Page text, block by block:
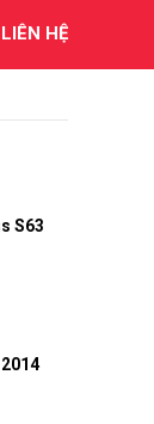
LIÊN HỆ
S63